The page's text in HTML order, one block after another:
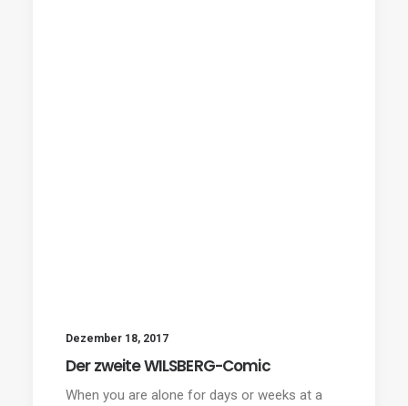
Dezember 18, 2017
Der zweite WILSBERG-Comic
When you are alone for days or weeks at a